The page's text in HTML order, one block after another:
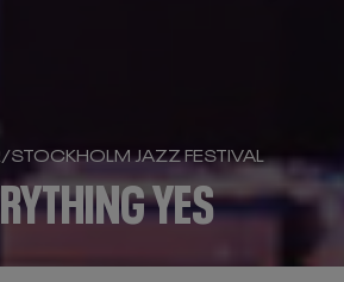
/STOCKHOLM JAZZ FESTIVAL
YES